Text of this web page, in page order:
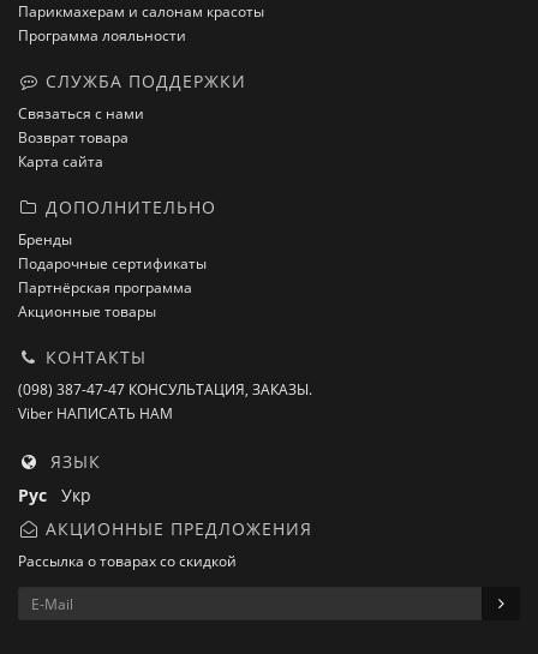
Парикмахерам и салонам красоты
Программа лояльности
СЛУЖБА ПОДДЕРЖКИ
Связаться с нами
Возврат товара
Карта сайта
ДОПОЛНИТЕЛЬНО
Бренды
Подарочные сертификаты
Партнёрская программа
Акционные товары
КОНТАКТЫ
(098) 387-47-47 КОНСУЛЬТАЦИЯ, ЗАКАЗЫ.
Viber НАПИСАТЬ НАМ
ЯЗЫК
Рус Укр
АКЦИОННЫЕ ПРЕДЛОЖЕНИЯ
Рассылка о товарах со скидкой